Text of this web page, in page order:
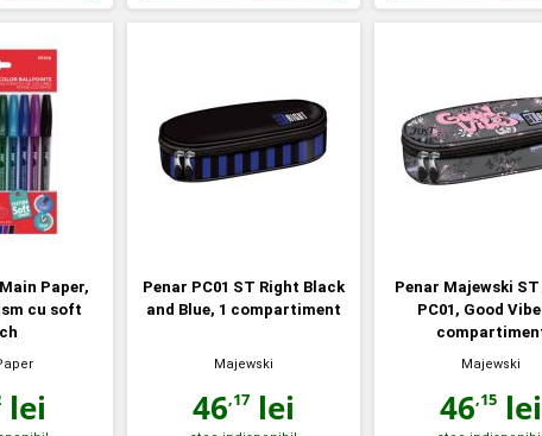
Paper,
cu soft
lei
Penar PC01 ST Right Black
and Blue, 1 compartiment
Majewski
46,17lei
Penar Majewski
PC01, Good
Majewski
46,15 lei